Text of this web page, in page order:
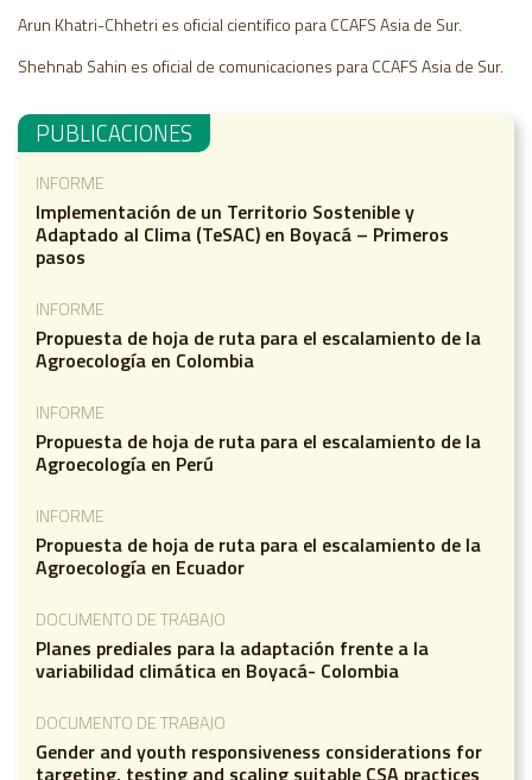
Arun Khatri-Chhetri es oficial cientifico para CCAFS Asia de Sur.
Shehnab Sahin es oficial de comunicaciones para CCAFS Asia de Sur.
PUBLICACIONES
INFORME
Implementación de un Territorio Sostenible y
Adaptado al Clima (TeSAC) en Boyacá – Primeros
pasos
INFORME
Propuesta de hoja de ruta para el escalamiento de la
Agroecología en Colombia
INFORME
Propuesta de hoja de ruta para el escalamiento de la
Agroecología en Perú
INFORME
Propuesta de hoja de ruta para el escalamiento de la
Agroecología en Ecuador
DOCUMENTO DE TRABAJO
Planes prediales para la adaptación frente a la
variabilidad climática en Boyacá- Colombia
DOCUMENTO DE TRABAJO
Gender and youth responsiveness considerations for
targeting, testing and scaling suitable CSA practices